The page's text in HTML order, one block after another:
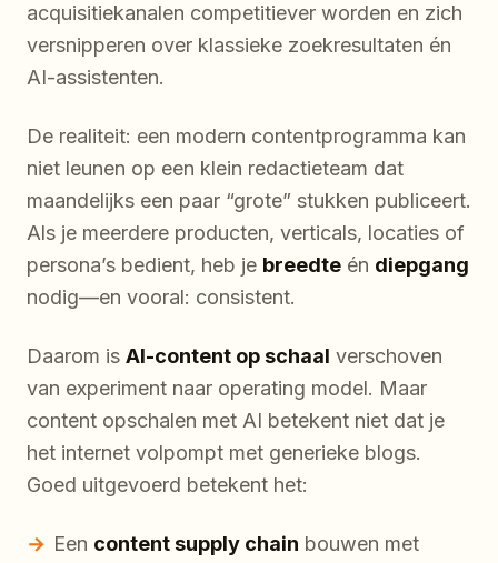
acquisitiekanalen competitiever worden en zich
versnipperen over klassieke zoekresultaten én
AI-assistenten.
De realiteit: een modern contentprogramma kan
niet leunen op een klein redactieteam dat
maandelijks een paar “grote” stukken publiceert.
Als je meerdere producten, verticals, locaties of
persona’s bedient, heb je breedte én diepgang
nodig—en vooral: consistent.
Daarom is AI-content op schaal verschoven
van experiment naar operating model. Maar
content opschalen met AI betekent niet dat je
het internet volpompt met generieke blogs.
Goed uitgevoerd betekent het:
Een content supply chain bouwen met